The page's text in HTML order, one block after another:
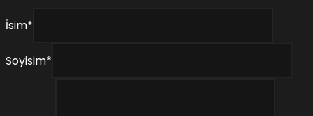
İsim*
Soyisim*